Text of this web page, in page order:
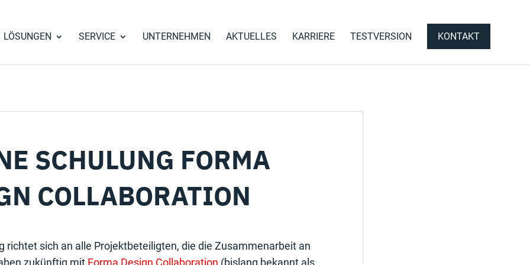
LÖSUNGEN SERVICE UNTERNEHMEN AKTUELLES KARRIERE TESTVERSION KONTAKT
SCHULUNG FORMA
COLLABORATION
richtet sich an alle Projektbeteiligten, die die Zusammenarbeit an
zukünftig mit Forma Design Collaboration (bislang bekannt als